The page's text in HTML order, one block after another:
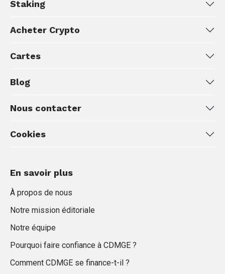
Staking
Acheter Crypto
Cartes
Blog
Nous contacter
Cookies
En savoir plus
À propos de nous
Notre mission éditoriale
Notre équipe
Pourquoi faire confiance à CDMGE ?
Comment CDMGE se finance-t-il ?